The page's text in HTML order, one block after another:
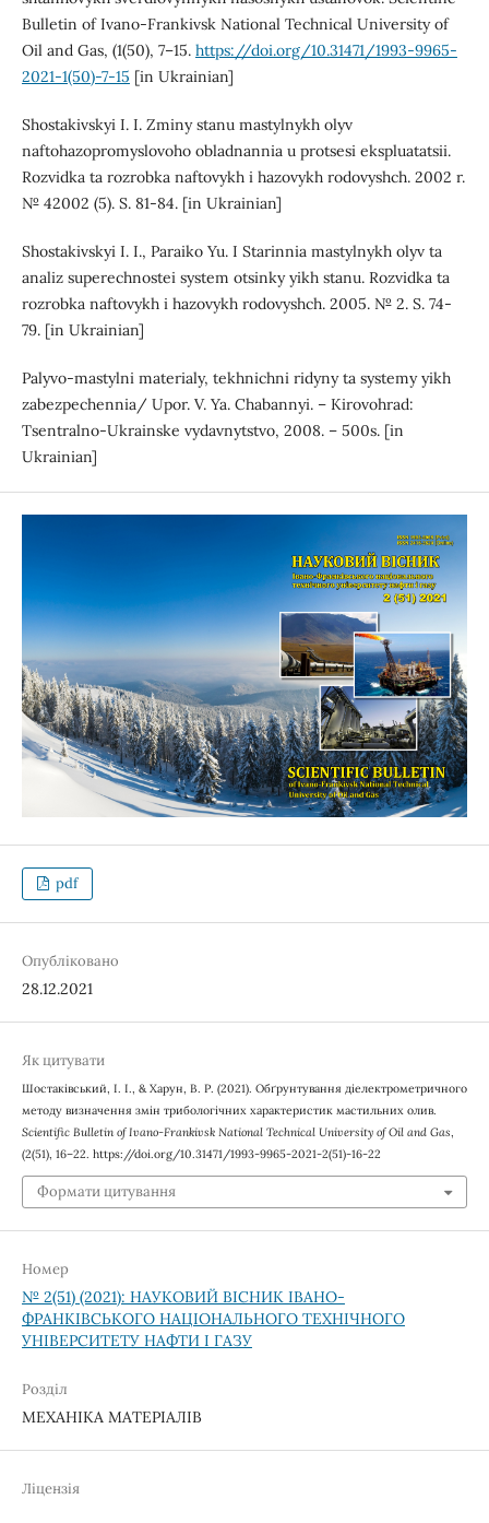
Bulletin of Ivano-Frankivsk National Technical University of
Oil and Gas, (1(50), 7–15. https://doi.org/10.31471/1993-9965-
2021-1(50)-7-15 [in Ukrainian]
Shostakivskyi I. I. Zminy stanu mastylnykh olyv
naftohazopromyslovoho obladnannia u protsesi ekspluatatsii.
Rozvidka ta rozrobka naftovykh i hazovykh rodovyshch. 2002 r.
№ 42002 (5). S. 81-84. [in Ukrainian]
Shostakivskyi I. I., Paraiko Yu. I Starinnia mastylnykh olyv ta
analiz superechnostei system otsinky yikh stanu. Rozvidka ta
rozrobka naftovykh i hazovykh rodovyshch. 2005. № 2. S. 74-
79. [in Ukrainian]
Palyvo-mastylni materialy, tekhnichni ridyny ta systemy yikh
zabezpechennia/ Upor. V. Ya. Chabannyi. – Kirovohrad:
Tsentralno-Ukrainske vydavnytstvo, 2008. – 500s. [in
Ukrainian]
pdf
Опубліковано
28.12.2021
Як цитувати
Шостаківський, І. І., & Харун, В. Р. (2021). Обґрунтування діелектрометричного
методу визначення змін трибологічних характеристик мастильних олив.
Scientific Bulletin of Ivano-Frankivsk National Technical University of Oil and Gas,
(2(51), 16–22. https://doi.org/10.31471/1993-9965-2021-2(51)-16-22
Формати цитування
Номер
№ 2(51) (2021): НАУКОВИЙ ВІСНИК ІВАНО-
ФРАНКІВСЬКОГО НАЦІОНАЛЬНОГО ТЕХНІЧНОГО
УНІВЕРСИТЕТУ НАФТИ І ГАЗУ
Розділ
МЕХАНІКА МАТЕРІАЛІВ
Ліцензія